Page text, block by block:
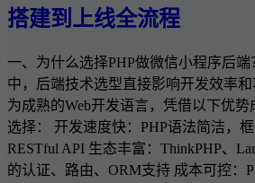
搭建到上线全流程
一、为什么选择PHP做微信小程序后
中，后端技术选型直接影响开发效率
为成熟的Web开发语言，凭借以下优势
选择： 开发速度快：PHP语法简洁，
RESTful API 生态丰富：ThinkPHP、
的认证、路由、ORM支持 成本可控：